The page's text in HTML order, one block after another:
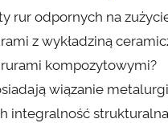
rur odpornych na
z wykładziną
kompozytowymi?
wiązanie
integralność